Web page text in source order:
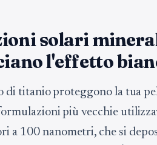
solari
l'effetto
di titanio proteggono la tua
più vecchie
a 100 nanometri, che si